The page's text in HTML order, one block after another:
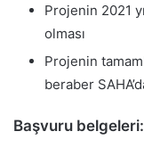
Projenin 2021
olması
Projenin
beraber
Başvuru belgeleri: